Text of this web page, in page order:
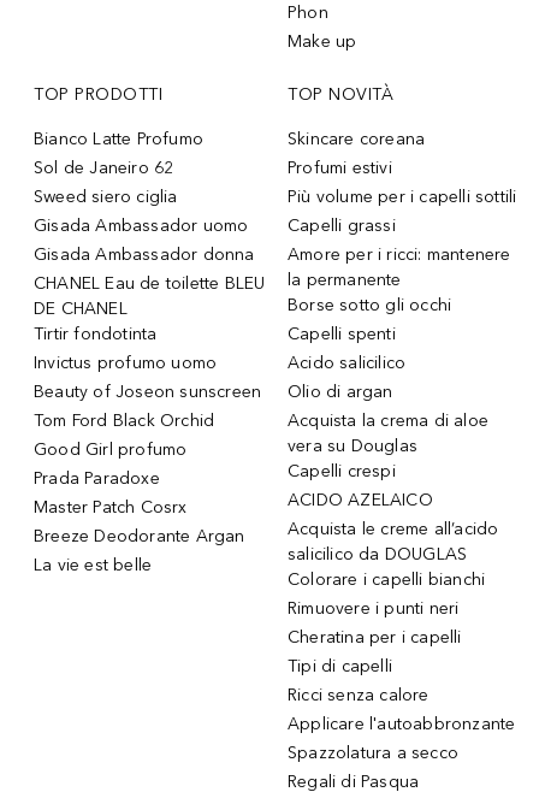
Phon
Make up
TOP PRODOTTI
Bianco Latte Profumo
Sol de Janeiro 62
Sweed siero ciglia
Gisada Ambassador uomo
Gisada Ambassador donna
CHANEL Eau de toilette BLEU
DE CHANEL
Tirtir fondotinta
Invictus profumo uomo
Beauty of Joseon sunscreen
Tom Ford Black Orchid
Good Girl profumo
Prada Paradoxe
Master Patch Cosrx
Breeze Deodorante Argan
La vie est belle
TOP NOVITÀ
Skincare coreana
Profumi estivi
Più volume per i capelli sottili
Capelli grassi
Amore per i ricci: mantenere
la permanente
Borse sotto gli occhi
Capelli spenti
Acido salicilico
Olio di argan
Acquista la crema di aloe
vera su Douglas
Capelli crespi
ACIDO AZELAICO
Acquista le creme all’acido
salicilico da DOUGLAS
Colorare i capelli bianchi
Rimuovere i punti neri
Cheratina per i capelli
Tipi di capelli
Ricci senza calore
Applicare l'autoabbronzante
Spazzolatura a secco
Regali di Pasqua